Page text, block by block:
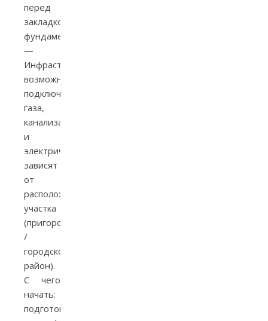
перед
закладкой
фундамента.
—
Инфраструктура:
возможности
подключения
газа,
канализации
и
электричества
зависят
от
расположения
участка
(пригород
/
городской
район).
С чего
начать:
подготовительный